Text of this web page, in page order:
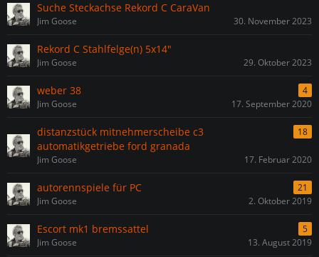
Suche Steckachse Rekord C CaraVan
Jim Goose 30. November 2023
Rekord C Stahlfelge(n) 5x14"
Jim Goose 29. Oktober 2023
weber 38
4
Jim Goose
17. September 2020
distanzstück mitnehmerscheibe c3
automatikgetriebe ford granada
18
Jim Goose 17. Februar 2020
autorennspiele für PC
21
Jim Goose
2. Oktober 2019
Escort mk1 bremssattel
5
Jim Goose
13. August 2019